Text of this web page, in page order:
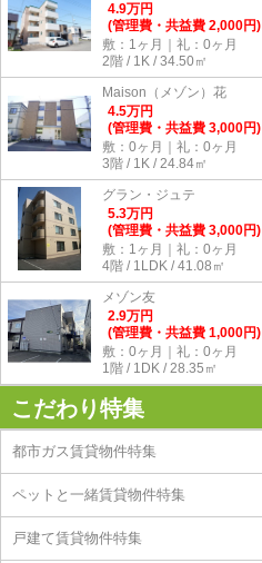
4.9万円
(管理費・共益費 2,000円)
敷：1ヶ月｜礼：0ヶ月
2階 / 1K / 34.50㎡
Maison（メゾン）花
4.5万円
(管理費・共益費 3,000円)
敷：0ヶ月｜礼：0ヶ月
3階 / 1K / 24.84㎡
グラン・ジュテ
5.3万円
(管理費・共益費 3,000円)
敷：1ヶ月｜礼：0ヶ月
4階 / 1LDK / 41.08㎡
メゾン友
2.9万円
(管理費・共益費 1,000円)
敷：0ヶ月｜礼：0ヶ月
1階 / 1DK / 28.35㎡
こだわり特集
都市ガス賃貸物件特集
ペットと一緒賃貸物件特集
戸建て賃貸物件特集